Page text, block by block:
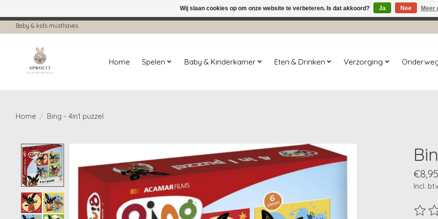
Baby & kids musthaves
Home Spelen Baby & Kinderkamer Eten & Drinken Verzorging
Home / Bing - 4in1 puzzel
€8,95
Incl.
De
Wij slaan cookies op om onze website te verbeteren. Is dat akkoord? Ja Nee Meer
← Keer terug naar de backofficeDeze winkel is in aanbouw. Eventueel geplaatste orders zullen niet